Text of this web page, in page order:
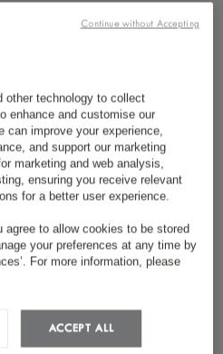
other technology to collect
enhance and customise our
can improve your experience,
and support our marketing
marketing and web analysis,
ensuring you receive relevant
for a better user experience.
agree to allow cookies to be stored
your preferences at any time by
For more information, please
ACCEPT ALL
Continue without Accepting